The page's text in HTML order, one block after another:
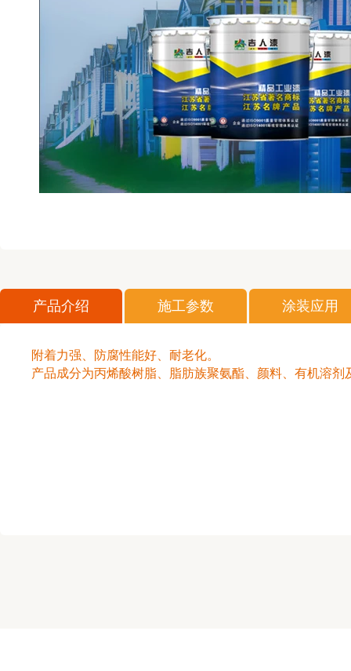
产品介绍 施工参数 涂装应用
附着力强、防腐性能好、耐老化。
产品成分为丙烯酸树脂、脂肪族聚氨酯、颜料、有机溶剂